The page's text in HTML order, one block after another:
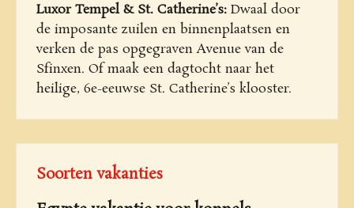
Luxor Tempel & St. Catherine’s: Dwaal door
de imposante zuilen en binnenplaatsen en
verken de pas opgegraven Avenue van de
Sfinxen. Of maak een dagtocht naar het
heilige, 6e-eeuwse St. Catherine’s klooster.
Soorten vakanties